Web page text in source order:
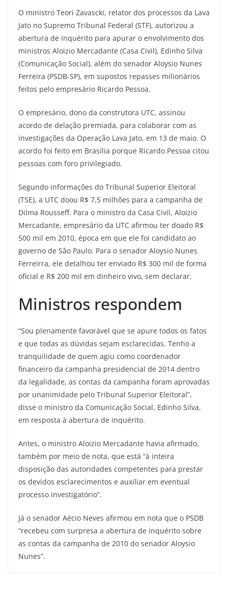
O ministro Teori Zavascki, relator dos processos da Lava
Jato no Supremo Tribunal Federal (STF), autorizou a
abertura de inquérito para apurar o envolvimento dos
ministros Aloizio Mercadante (Casa Civil), Edinho Silva
(Comunicação Social), além do senador Aloysio Nunes
Ferreira (PSDB-SP), em supostos repasses milionários
feitos pelo empresário Ricardo Pessoa.
O empresário, dono da construtora UTC, assinou
acordo de delação premiada, para colaborar com as
investigações da Operação Lava Jato, em 13 de maio. O
acordo foi feito em Brasília porque Ricardo Pessoa citou
pessoas com foro privilegiado.
Segundo informações do Tribunal Superior Eleitoral
(TSE), a UTC doou R$ 7,5 milhões para a campanha de
Dilma Rousseff. Para o ministro da Casa Civil, Aloizio
Mercadante, empresário da UTC afirmou ter doado R$
500 mil em 2010, época em que ele foi candidato ao
governo de São Paulo. Para o senador Aloysio Nunes
Ferreirra, ele detalhou ter enviado R$ 300 mil de forma
oficial e R$ 200 mil em dinheiro vivo, sem declarar.
Ministros respondem
“Sou plenamente favorável que se apure todos os fatos
e que todas as dúvidas sejam esclarecidas. Tenho a
tranquilidade de quem agiu como coordenador
financeiro da campanha presidencial de 2014 dentro
da legalidade, as contas da campanha foram aprovadas
por unanimidade pelo Tribunal Superior Eleitoral”,
disse o ministro da Comunicação Social, Edinho Silva,
em resposta à abertura de inquérito.
Antes, o ministro Aloizio Mercadante havia afirmado,
também por meio de nota, que está “à inteira
disposição das autoridades competentes para prestar
os devidos esclarecimentos e auxiliar em eventual
processo investigatório”.
Já o senador Aécio Neves afirmou em nota que o PSDB
“recebeu com surpresa a abertura de inquérito sobre
as contas da campanha de 2010 do senador Aloysio
Nunes”.